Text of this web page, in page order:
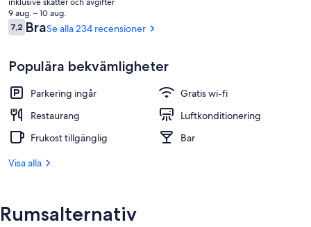
Restaurang
priset
är
2 553 kr
9 aug. – 10 aug.
Recensioner
7,27,2 av 10,
BraSe alla 234 recensioner
Populära bekvämligheter
Parkering ingår
Gratis wi-fi
Restaurang
Luftkonditionering
Frukost tillgänglig
Bar
Visa alla
Rumsalternativ